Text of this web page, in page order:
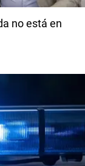
no está en